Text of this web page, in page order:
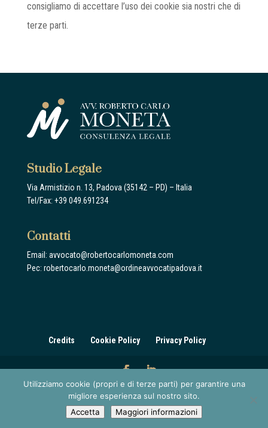
consigliamo di accettare l’uso dei cookie sia nostri che di
terze parti.
Studio Legale
Via Armistizio n. 13, Padova (35142 – PD) – Italia
Tel/Fax: +39 049.691234
Contatti
Email: avvocato@robertocarlomoneta.com
Pec: robertocarlo.moneta@ordineavvocatipadova.it
Credits Cookie Policy Privacy Policy
© Copyright 2021 Roberto Carlo Moneta - C.F.
MNTRRT88C04G224W - P. IVA 05040920281| Designed by
Adimer
Utilizziamo cookie (propri e di terze parti) per garantire una
migliore esperienza sul nostro sito.
Accetta
Maggiori informazioni